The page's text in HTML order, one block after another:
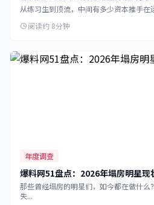
从练习生到顶流，中间有多少资本推手在
阅读约 8分钟
年度调查
爆料网51盘点：2026年塌房明星现
那些曾经塌房的明星们，如今都在做什
失...